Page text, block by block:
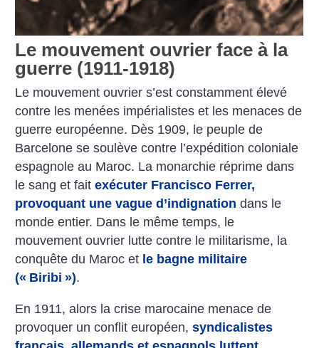
Le mouvement ouvrier face à la
guerre (1911-1918)
Le mouvement ouvrier s’est constamment élevé
contre les menées impérialistes et les menaces de
guerre européenne. Dès 1909, le peuple de
Barcelone se soulève contre l’expédition coloniale
espagnole au Maroc. La monarchie réprime dans
le sang et faitexécuter Francisco Ferrer,
provoquant une vague d’indignation dans le
monde entier. Dans le même temps, le
mouvement ouvrier lutte contre le militarisme, la
conquête du Maroc et le bagne militaire
(« Biribi »).
En 1911, alors la crise marocaine menace de
provoquer un conflit européen,syndicalistes